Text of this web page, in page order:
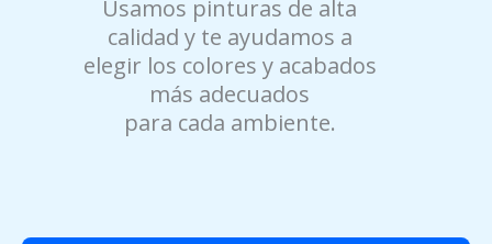
Usamos pinturas de alta
calidad y te ayudamos a
elegir los colores y acabados
más adecuados
para cada ambiente.